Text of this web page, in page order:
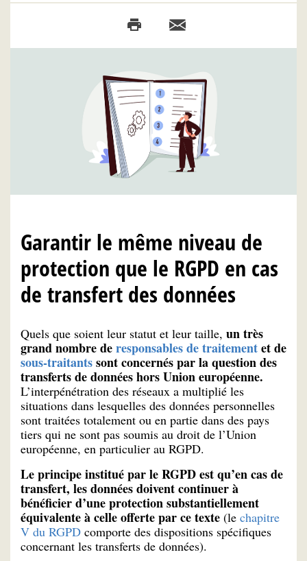
Garantir le même niveau de
protection que le RGPD en cas
de transfert des données
Quels que soient leur statut et leur taille, un très
grand nombre deresponsables de traitementet de
sous-traitantssont concernés par la question des
transferts de données hors Union européenne.
L’interpénétration des réseaux a multiplié les
situations dans lesquelles des données personnelles
sont traitées totalement ou en partie dans des pays
tiers qui ne sont pas soumis au droit de l’Union
européenne, en particulier au RGPD.
Le principe institué par le RGPD est qu’en cas de
transfert, les données doivent continuer à
bénéficier d’une protection substantiellement
équivalente à celle offerte par ce texte (le chapitre
V du RGPD comporte des dispositions spécifiques
concernant les transferts de données).